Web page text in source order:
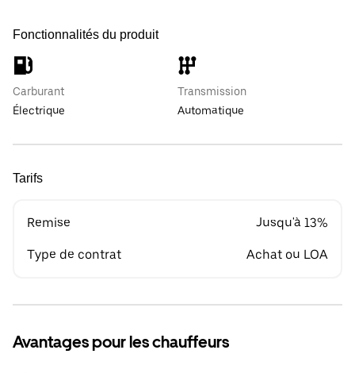
Fonctionnalités du produit
Carburant
Électrique
Transmission
Automatique
Tarifs
Remise Jusqu'à 13%
Type de contrat Achat ou LOA
Avantages pour les chauffeurs